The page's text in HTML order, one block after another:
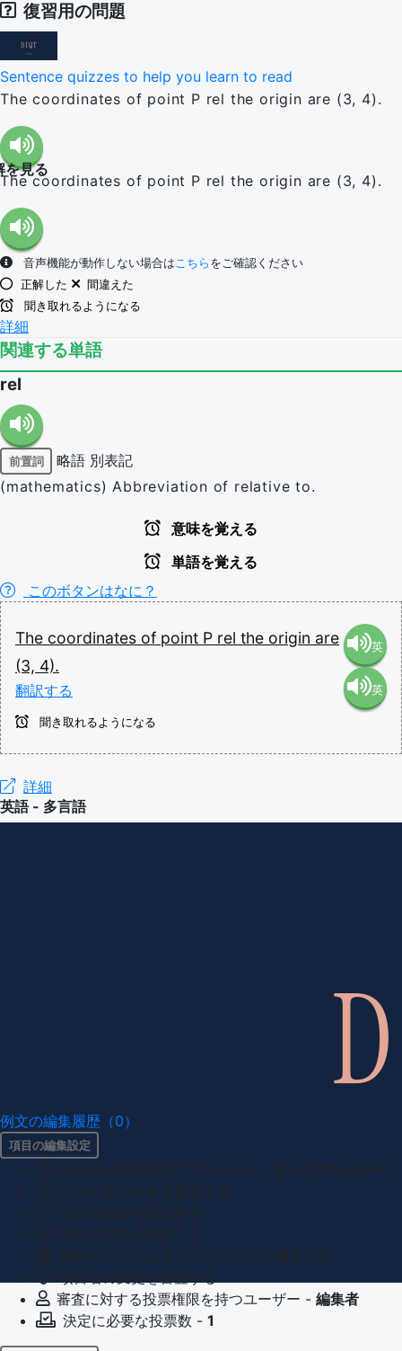
復習用の問題
Sentence quizzes to help you learn to read
The coordinates of point P rel the origin are (3, 4).
を見る
The coordinates of point P rel the origin are (3, 4).
音声機能が動作しない場合はこちら をご確認ください
正解した
間違えた
聞き取れるようになる
詳細
関連する単語
rel
前置詞 略語 別表記
(mathematics) Abbreviation of relative to.
意味を覚える
単語を覚える
このボタンはなに？
The coordinates of point P rel the origin are
(3, 4).
翻訳する
英
語（米
英
聞き取れるようになる
詳細
英語 - 多言語
例文の編集履歴（0）
項目の編集設定
審査に対する投票権限を持つユーザー - 編集者
決定に必要な投票数 - 1